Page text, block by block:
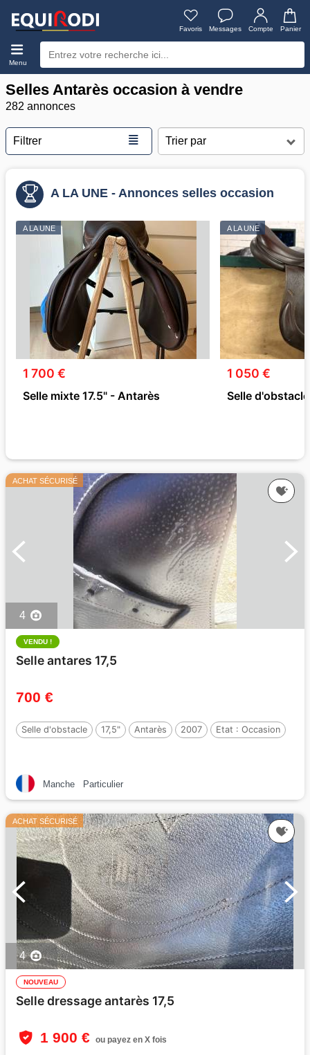
Favoris Messages Compte Panier
Menu
Selles Antarès occasion à vendre
282 annonces
Filtrer ≣
A LA UNE - Annonces selles occasion
A LA UNE
1 700 €
Selle mixte 17.5" - Antarès
A LA UNE
1 050 €
Selle
ACHAT SÉCURISÉ
4
VENDU !
Selle antares 17,5
700 €
Selle d'obstacle 17,5" Antarès 2007 Etat : Occasion
Manche Particulier
ACHAT SÉCURISÉ
4
NOUVEAU
Selle dressage antarès 17,5
1 900 € ou payez en X fois